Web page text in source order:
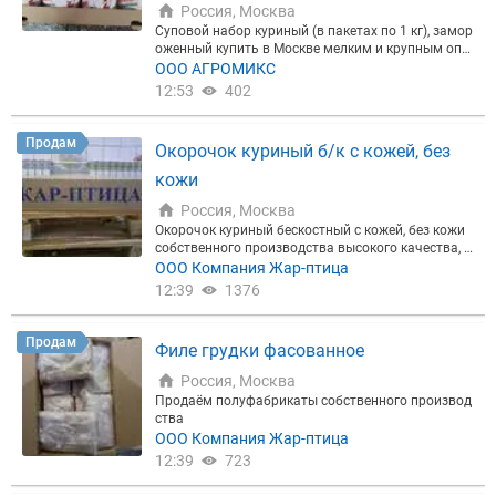
Россия, Москва
Суповой набор куриный (в пакетах по 1 кг), замор
оженный купить в Москве мелким и крупным опт
ом от производителя «Ситно». Товар в наличии.
Ждем ваших заявок. Посетите наш сайт. А также
а, субпродукты, мясо утки, полуфабрикаты, карто
щи, ягоды и фрукты, овощные и компотные смеси,
масло сливочное из Аргентины.
ООО АГРОМИКС
12:53
402
Продам
Окорочок куриный б/к с кожей, без
кожи
Россия, Москва
Окорочок куриный бескостный с кожей, без кожи
собственного производства высокого качества, д
ля удобства транспортировки и хранения фасует
ся в гофротару по 20 кг в индивидуальных пакета
ый гл зам 15 кг Россия
ООО Компания Жар-птица
12:39
1376
Продам Филе грудки фасованное
Россия, Москва
Продаём полуфабрикаты собственного производ
ства
ООО Компания Жар-птица
12:39
723